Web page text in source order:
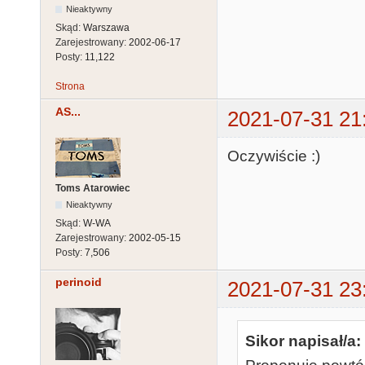
Nieaktywny
Skąd: Warszawa
Zarejestrowany: 2002-06-17
Posty: 11,122
Strona
AS... 2021-07-31
Toms Atarowiec
Nieaktywny
Skąd: W-WA
Zarejestrowany: 2002-05-15
Posty: 7,506
Oczywiście :)
perinoid 2021-07-31
Sikor napisał/a: